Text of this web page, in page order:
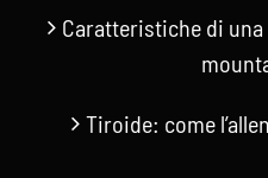
Caratteristiche di
Tiroide: come